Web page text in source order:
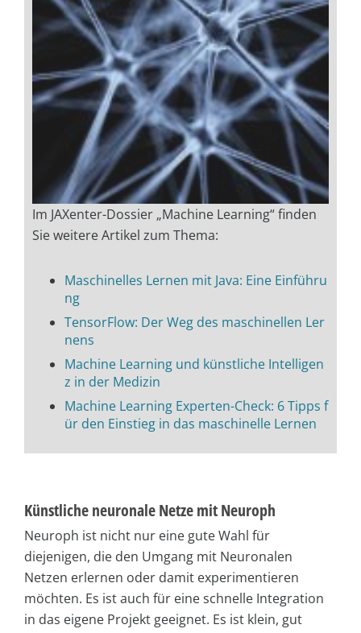
Im JAXenter-Dossier „Machine Learning“ finden
Sie weitere Artikel zum Thema:
Maschinelles Lernen mit Java: Eine Einführu
ng
TensorFlow: Der Weg des maschinellen Ler
nens
Machine Learning und künstliche Intelligen
z in der Medizin
Machine Learning Experten-Check: 6 Tipps f
ür den Einstieg in das maschinelle Lernen
Künstliche neuronale Netze mit Neuroph
Neuroph ist nicht nur eine gute Wahl für
diejenigen, die den Umgang mit Neuronalen
Netzen erlernen oder damit experimentieren
möchten. Es ist auch für eine schnelle Integration
in das eigene Projekt geeignet. Es ist klein, gut